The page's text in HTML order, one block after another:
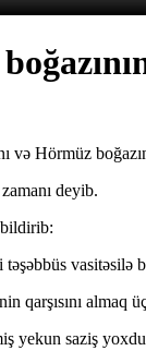
Hörmüz
deyib.
bildirib:
vasitəsilə
qarşısını almaq
yekun saziş